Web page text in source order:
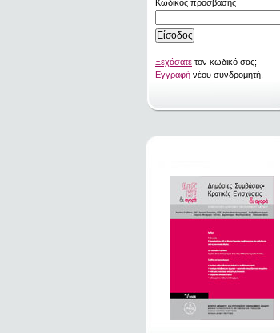
Κωδικός πρόσβασης
Ξεχάσατε τον κωδικό σας;
Εγγραφή νέου συνδρομητή.